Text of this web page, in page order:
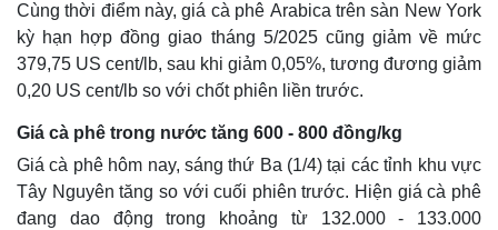
Cùng thời điểm này, giá cà phê Arabica trên sàn New York
kỳ hạn hợp đồng giao tháng 5/2025 cũng giảm về mức
379,75 US cent/lb, sau khi giảm 0,05%, tương đương giảm
0,20 US cent/lb so với chốt phiên liền trước.
Giá cà phê trong nước tăng 600 - 800 đồng/kg
Giá cà phê hôm nay, sáng thứ Ba (1/4) tại các tỉnh khu vực
Tây Nguyên tăng so với cuối phiên trước. Hiện giá cà phê
đang dao động trong khoảng từ 132.000 - 133.000